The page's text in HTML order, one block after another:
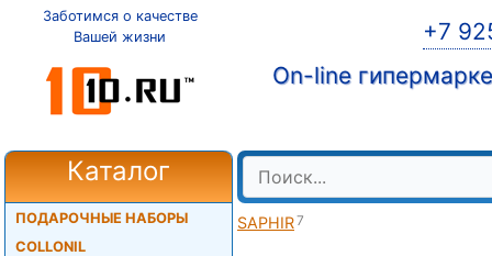
Заботимся о качестве
Вашей жизни
+7
On-line
Каталог
ПОДАРОЧНЫЕ НАБОРЫ
COLLONIL
SAPHIR7